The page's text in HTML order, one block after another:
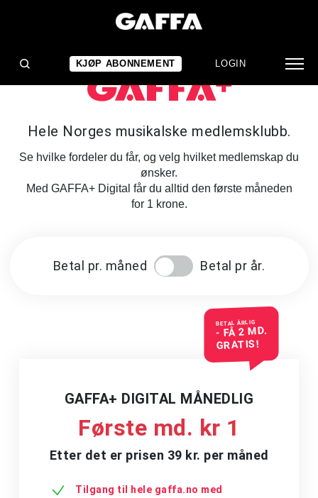
KJØP ABONNEMENT LOGIN
Hele Norges musikalske medlemsklubb.
Se hvilke fordeler du får, og velg hvilket medlemskap du
ønsker.
Med GAFFA+ Digital får du alltid den første måneden
for 1 krone.
Betal pr. måned Betal pr år.
BETAL ÅRLIG
- FÅ 2 MD.
GRATIS!
GAFFA+ DIGITAL MÅNEDLIG
Første md. kr 1
Etter det er prisen 39 kr. per måned
Tilgang til hele gaffa.no med